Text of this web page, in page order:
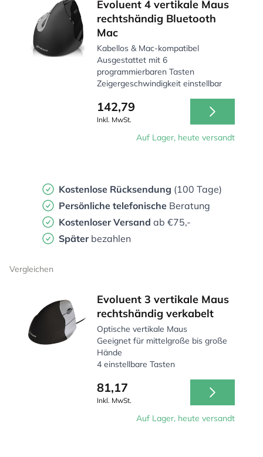
Evoluent 4 vertikale Maus
rechtshändig Bluetooth
Mac
Kabellos & Mac-kompatibel
Ausgestattet mit 6
programmierbaren Tasten
Zeigergeschwindigkeit einstellbar
142,79
Inkl. MwSt.
Auf Lager, heute versandt
Kostenlose Rücksendung (100 Tage)
Persönliche telefonische Beratung
Kostenloser Versand ab €75,-
Später bezahlen
Vergleichen
Evoluent 3 vertikale Maus
rechtshändig verkabelt
Optische vertikale Maus
Geeignet für mittelgroße bis große
Hände
4 einstellbare Tasten
81,17
Inkl. MwSt.
Auf Lager, heute versandt